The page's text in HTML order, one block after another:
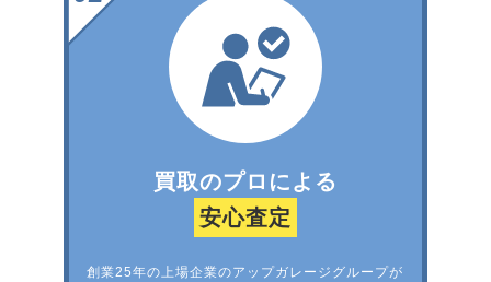
買取のプロによる
安心査定
創業25年の上場企業のアップガレージグループが